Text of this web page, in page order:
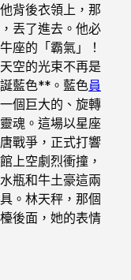
背後衣領上，那
丟了進去。他必
座的「霸氣」！
空的光束不再是
藍色**。藍色員
個巨大的、旋轉
魂。這場以星座
戰爭，正式打響
上空劇烈衝撞，
瓶和牛土豪這兩
。林天秤，那個
後面，她的表情